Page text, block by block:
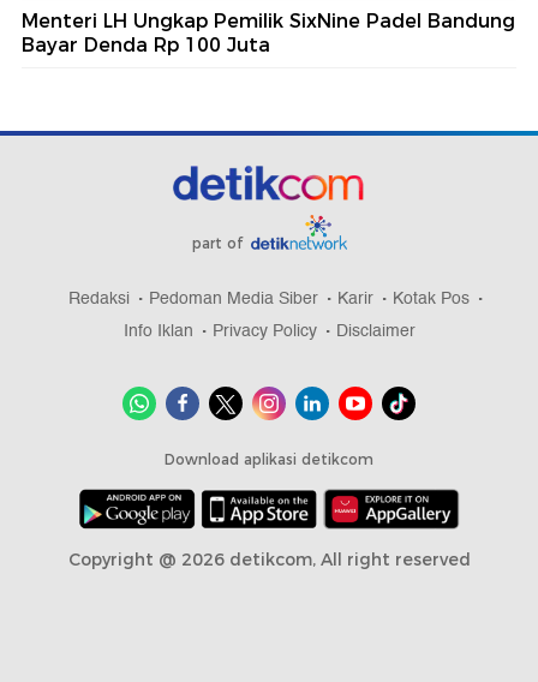
Menteri LH Ungkap Pemilik SixNine Padel Bandung
Bayar Denda Rp 100 Juta
part of
Redaksi Pedoman Media Siber Karir
Kotak Pos
Info Iklan
Privacy Policy Disclaimer
Download aplikasi detikcom
Copyright @ 2026 detikcom, All right reserved